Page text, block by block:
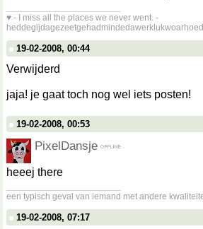
♥ - I miss all the places we never went. -
19-02-2008, 00:44
Verwijderd
jaja! je gaat toch nog wel iets posten!
19-02-2008, 00:53
PixelDansje
heeej there
een typisch geval van iemand met andere
19-02-2008, 07:17